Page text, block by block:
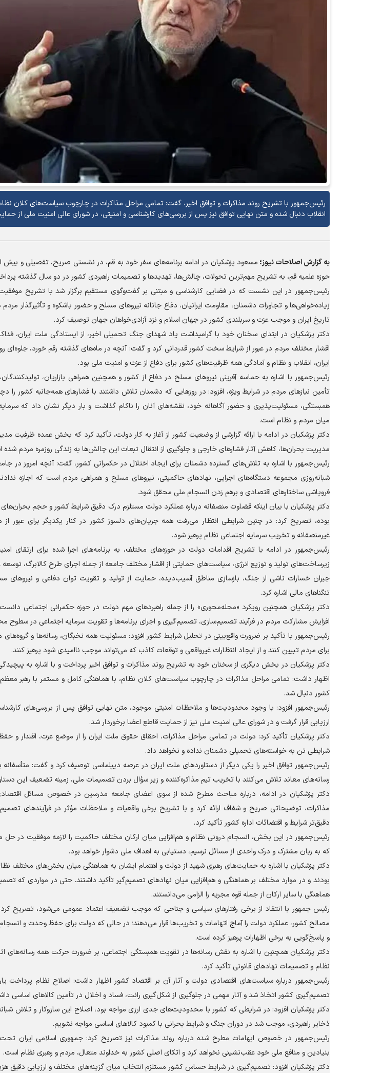
رئیس‌جمهور با تشریح روند مذاکرات و توافق اخیر، گفت: تمامی مراحل مذاکرات در چارچوب سیاست‌های کلان
انقلاب دنبال شده و متن نهایی توافق نیز پس از بررسی‌های کارشناسی و امنیتی، در شورای عالی امنیت ملی از
به گزارشاصلاحات نیوز؛ مسعود پزشکیان در ادامه برنامه‌های سفر خود به قم، در نشستی صریح، تفصیلی و بیش
حوزه علمیه قم، به تشریح مهم‌ترین تحولات، چالش‌ها، تهدید‌ها و تصمیمات راهبردی کشور در دو سال گذشته
رئیس‌جمهور در این نشست که در فضایی کارشناسی و مبتنی بر گفت‌وگوی مستقیم برگزار شد با تشریح
زیاده‌خواهی‌ها و تجاوزات دشمنان، مقاومت ایرانیان، دفاع جانانه نیرو‌های مسلح و حضور باشکوه و تأثیرگذار
تاریخ ایران و موجب عزت و سربلندی کشور در جهان اسلام و نزد آزادی‌خواهان جهان توصیف کرد.
دکتر پزشکیان در ابتدای سخنان خود با گرامیداشت یاد شهدای جنگ تحمیلی اخیر، از ایستادگی ملت ایران،
اقشار مختلف مردم در عبور از شرایط سخت کشور قدردانی کرد و گفت: آنچه در ماه‌های گذشته رقم خورد، جلوه‌ای
ایران، انقلاب و نظام و آمادگی همه ظرفیت‌های کشور برای دفاع از عزت و امنیت ملی بود.
رئیس‌جمهور با اشاره به حماسه آفرینی نیرو‌های مسلح در دفاع از کشور و همچنین همراهی بازاریان،
تأمین نیاز‌های مردم در شرایط ویژه، افزود: در روز‌هایی که دشمنان تلاش داشتند با فشار‌های همه‌جانبه کشور را
همبستگی، مسئولیت‌پذیری و حضور آگاهانه خود، نقشه‌های آنان را ناکام گذاشت و بار دیگر نشان داد که
میان مردم و نظام است.
دکتر پزشکیان در ادامه با ارائه گزارشی از وضعیت کشور از آغاز به کار دولت، تأکید کرد که بخش عمده
مدیریت بحران‌ها، کاهش آثار فشار‌های خارجی و جلوگیری از انتقال تبعات این چالش‌ها به زندگی روزمره مردم
رئیس‌جمهور با اشاره به تلاش‌های گسترده دشمنان برای ایجاد اختلال در حکمرانی کشور، گفت: آنچه امروز در
شبانه‌روزی مجموعه دستگاه‌های اجرایی، نهاد‌های حاکمیتی، نیرو‌های مسلح و همراهی مردم است که اجازه
فروپاشی ساختار‌های اقتصادی و برهم زدن انسجام ملی محقق شود.
دکتر پزشکیان با بیان اینکه قضاوت منصفانه درباره عملکرد دولت مستلزم درک دقیق شرایط کشور و حجم
بوده، تصریح کرد: در چنین شرایطی انتظار می‌رفت همه جریان‌های دلسوز کشور در کنار یکدیگر برای عبور
غیرمنصفانه و تخریب سرمایه اجتماعی نظام پرهیز شود.
رئیس‌جمهور در ادامه با تشریح اقدامات دولت در حوزه‌های مختلف، به برنامه‌های اجرا شده برای ارتقای
زیرساخت‌های تولید و توزیع انرژی، سیاست‌های حمایتی از اقشار مختلف جامعه از جمله اجرای طرح کالابرگ،
جبران خسارات ناشی از جنگ، بازسازی مناطق آسیب‌دیده، حمایت از تولید و تقویت توان دفاعی و نیرو‌های
تنگنا‌های مالی اشاره کرد.
دکتر پزشکیان همچنین رویکرد «محله‌محوری» را از جمله راهبرد‌های مهم دولت در حوزه حکمرانی اجتماعی
افزایش مشارکت مردم در فرآیند تصمیم‌سازی، تصمیم‌گیری و اجرای برنامه‌ها و تقویت سرمایه اجتماعی در سطوح
رئیس‌جمهور با تأکید بر ضرورت واقع‌بینی در تحلیل شرایط کشور افزود: مسئولیت همه نخبگان، رسانه‌ها و
برای مردم تبیین کنند و از ایجاد انتظارات غیرواقعی و توقعات کاذب که می‌تواند موجب ناامیدی شود پرهیز کنند.
دکتر پزشکیان در بخش دیگری از سخنان خود به تشریح روند مذاکرات و توافق اخیر پرداخت و با اشاره به
اظهار داشت: تمامی مراحل مذاکرات در چارچوب سیاست‌های کلان نظام، با هماهنگی کامل و مستمر با رهبر معظم
کشور دنبال شد.
رئیس‌جمهور افزود: با وجود محدودیت‌ها و ملاحظات امنیتی موجود، متن نهایی توافق پس از بررسی‌های
ارزیابی قرار گرفت و در شورای عالی امنیت ملی نیز از حمایت قاطع اعضا برخوردار شد.
دکتر پزشکیان تأکید کرد: دولت در تمامی مراحل مذاکرات، احقاق حقوق ملت ایران را از موضع عزت، اقتدار و
شرایطی تن به خواسته‌های تحمیلی دشمنان نداده و نخواهد داد.
رئیس‌جمهور توافق اخیر را یکی دیگر از دستاورد‌های ملت ایران در عرصه دیپلماسی توصیف کرد و گفت: متأسفانه
رسانه‌های معاند تلاش می‌کنند با تخریب تیم مذاکره‌کننده و زیر سؤال بردن تصمیمات ملی، زمینه تضعیف این
دکتر پزشکیان در ادامه، درباره مباحث مطرح شده از سوی اعضای جامعه مدرسین در خصوص مسائل
مذاکرات، توضیحاتی صریح و شفاف ارائه کرد و با تشریح برخی واقعیات و ملاحظات مؤثر در فرآیند‌های
دقیق‌تر شرایط و اقتضائات اداره کشور تأکید کرد.
رئیس‌جمهور در این بخش، انسجام درونی نظام و هم‌افزایی میان ارکان مختلف حاکمیت را لازمه موفقیت در
که به زبان مشترک و درک واحدی از مسائل نرسیم، دستیابی به اهداف ملی دشوار خواهد بود.
دکتر پزشکیان با اشاره به حمایت‌های رهبری شهید از دولت و اهتمام ایشان به هماهنگی میان بخش‌های مختلف
بودند و در موارد مختلف بر هماهنگی و هم‌افزایی میان نهاد‌های تصمیم‌گیر تأکید داشتند. حتی در مواردی که
هماهنگی با سایر ارکان از جمله قوه مجریه را الزامی می‌دانستند.
رئیس جمهور با انتقاد از برخی رفتار‌های سیاسی و جناحی که موجب تضعیف اعتماد عمومی می‌شود، تصریح
مصالح کشور، عملکرد دولت را آماج اتهامات و تخریب‌ها قرار می‌دهند؛ در حالی که دولت برای حفظ وحدت و انسجام
و پاسخ‌گویی به برخی اظهارات پرهیز کرده است.
دکتر پزشکیان همچنین با اشاره به نقش رسانه‌ها در تقویت همبستگی اجتماعی، بر ضرورت حرکت همه
نظام و تصمیمات نهاد‌های قانونی تأکید کرد.
رئیس‌جمهور درباره سیاست‌های اقتصادی دولت و آثار آن بر اقتصاد کشور اظهار داشت: اصلاح نظام پرداخت
تصمیم‌گیری کشور اتخاذ شد و آثار مهمی در جلوگیری از شکل‌گیری رانت، فساد و اخلال در تأمین کالا‌های اساسی
دکتر پزشکیان افزود: در شرایطی که کشور با محدودیت‌های جدی ارزی مواجه بود، اصلاح این سازوکار و تلاش
ذخایر راهبردی، موجب شد در دوران جنگ و شرایط بحرانی با کمبود کالا‌های اساسی مواجه نشویم.
رئیس‌جمهور در خصوص ابهامات مطرح شده درباره روند مذاکرات نیز تصریح کرد: جمهوری اسلامی ایران
بنیادین و منافع ملی خود عقب‌نشینی نخواهد کرد و اتکای اصلی کشور به خداوند متعال، مردم و رهبری نظام است.
دکتر پزشکیان افزود: تصمیم‌گیری در شرایط حساس کشور مستلزم انتخاب میان گزینه‌های مختلف و ارزیابی دقیق